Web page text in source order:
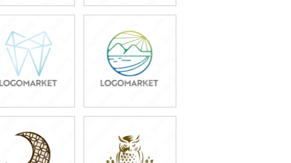
39,800円
(税込43,780円)
39,800円
(税込43,780円)
39,800円
(税込43,780円)
49,800円
(税込54,780円)